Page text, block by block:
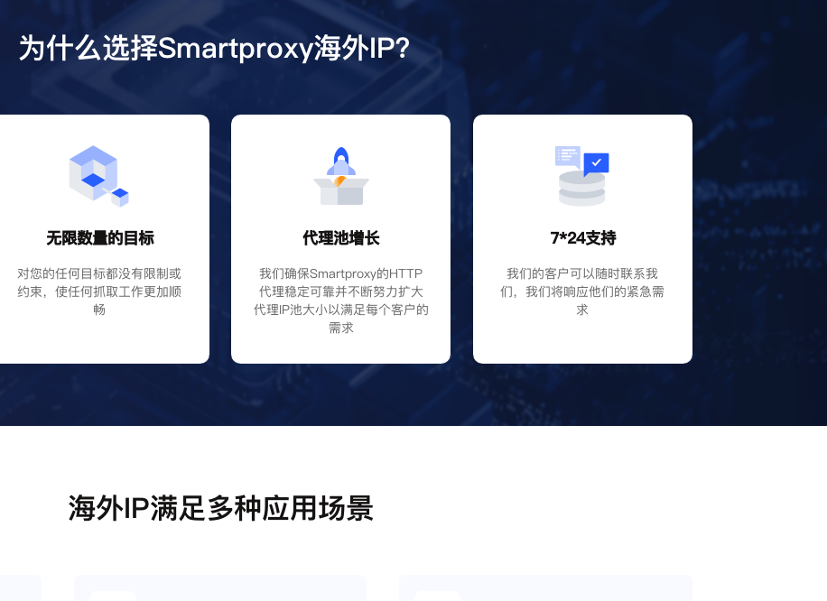
为什么选择Smartproxy海外IP？
无限数量的目标
对您的任何目标都没有限制或
约束，使任何抓取工作更加顺
畅
代理池增长
我们确保Smartproxy的HTTP
代理稳定可靠并不断努力扩大
代理IP池大小以满足每个客户的
需求
7*24支持
我们的客户可以随时联系我
们，我们将响应他们的紧急需
求
海外IP满足多种应用场景